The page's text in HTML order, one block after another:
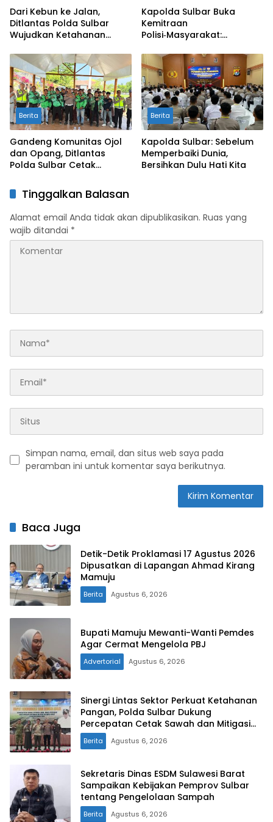
Dari Kebun ke Jalan,
Ditlantas Polda Sulbar
Wujudkan Ketahanan
untuk Masyarakat
Kapolda Sulbar Buka
Kemitraan
Polisi‑Masyarakat:
Penularan TBC
Berita
Gandeng Komunitas Ojol
dan Opang, Ditlantas
Polda Sulbar Cetak
Jalan Raya
Berita
Kapolda Sulbar: Sebelum
Memperbaiki Dunia,
Bersihkan Dulu Hati Kita
Tinggalkan Balasan
Alamat email Anda tidak akan dipublikasikan. Ruas yang
wajib ditandai *
Simpan nama, email, dan situs web saya pada
peramban ini untuk komentar saya berikutnya.
Baca Juga
Detik-Detik Proklamasi 17 Agustus 2026
Dipusatkan di Lapangan Ahmad Kirang
Berita Agustus 6, 2026
Bupati Mamuju Mewanti-Wanti Pemdes
Agar Cermat Mengelola PBJ
Advertorial Agustus 6, 2026
Sinergi Lintas Sektor Perkuat Ketahanan
Pangan, Polda Sulbar Dukung
Percepatan Cetak Sawah dan Mitigasi
Kekeringan
Berita Agustus 6, 2026
Sekretaris Dinas ESDM Sulawesi Barat
Sampaikan Kebijakan Pemprov Sulbar
Berita Agustus 6, 2026